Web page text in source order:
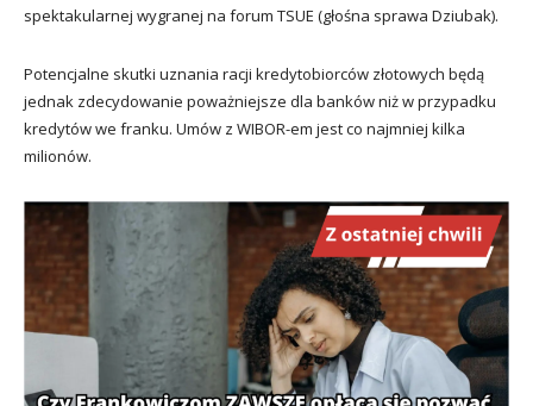
spektakularnej wygranej na forum TSUE (głośna sprawa Dziubak).
Potencjalne skutki uznania racji kredytobiorców złotowych będą
jednak zdecydowanie poważniejsze dla banków niż w przypadku
kredytów we franku. Umów z WIBOR-em jest co najmniej kilka
milionów.